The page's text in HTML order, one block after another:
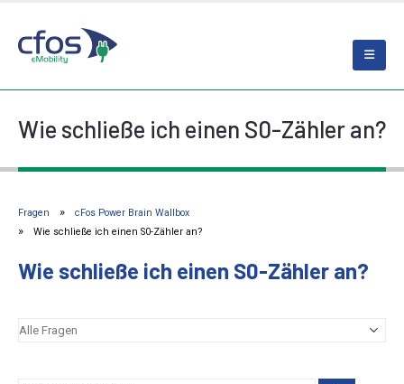
Wie schließe ich einen S0-Zähler an?
Fragen
cFos Power Brain Wallbox
Wie schließe ich einen S0-Zähler an?
Wie schließe ich einen S0-Zähler an?